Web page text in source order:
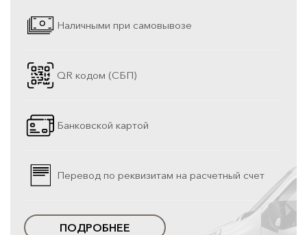
Наличными при самовывозе
QR кодом (СБП)
Банковской картой
Перевод по реквизитам на расчетный счет
ПОДРОБНЕЕ